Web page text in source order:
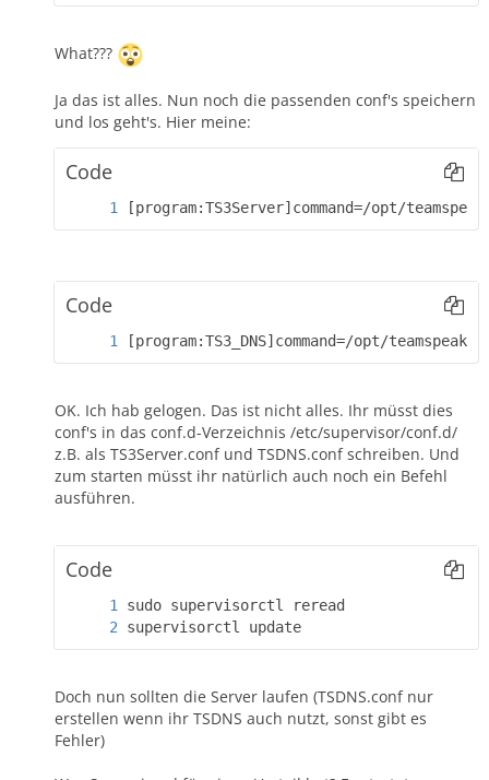
What???
Ja das ist alles. Nun noch die passenden conf's speichern
und los geht's. Hier meine:
Code
[program:TS3Server]command=/opt/
Code
[program:TS3_DNS]command=/opt/
OK. Ich hab gelogen. Das ist nicht alles. Ihr müsst dies
conf's in das conf.d-Verzeichnis /etc/supervisor/conf.d/
z.B. als TS3Server.conf und TSDNS.conf schreiben. Und
zum starten müsst ihr natürlich auch noch ein Befehl
ausführen.
Code
supervisorctl update
Doch nun sollten die Server laufen (TSDNS.conf nur
erstellen wenn ihr TSDNS auch nutzt, sonst gibt es
Fehler)